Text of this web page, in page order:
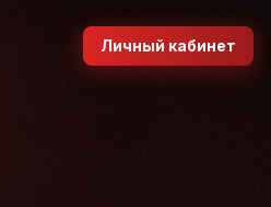
Личный кабинет